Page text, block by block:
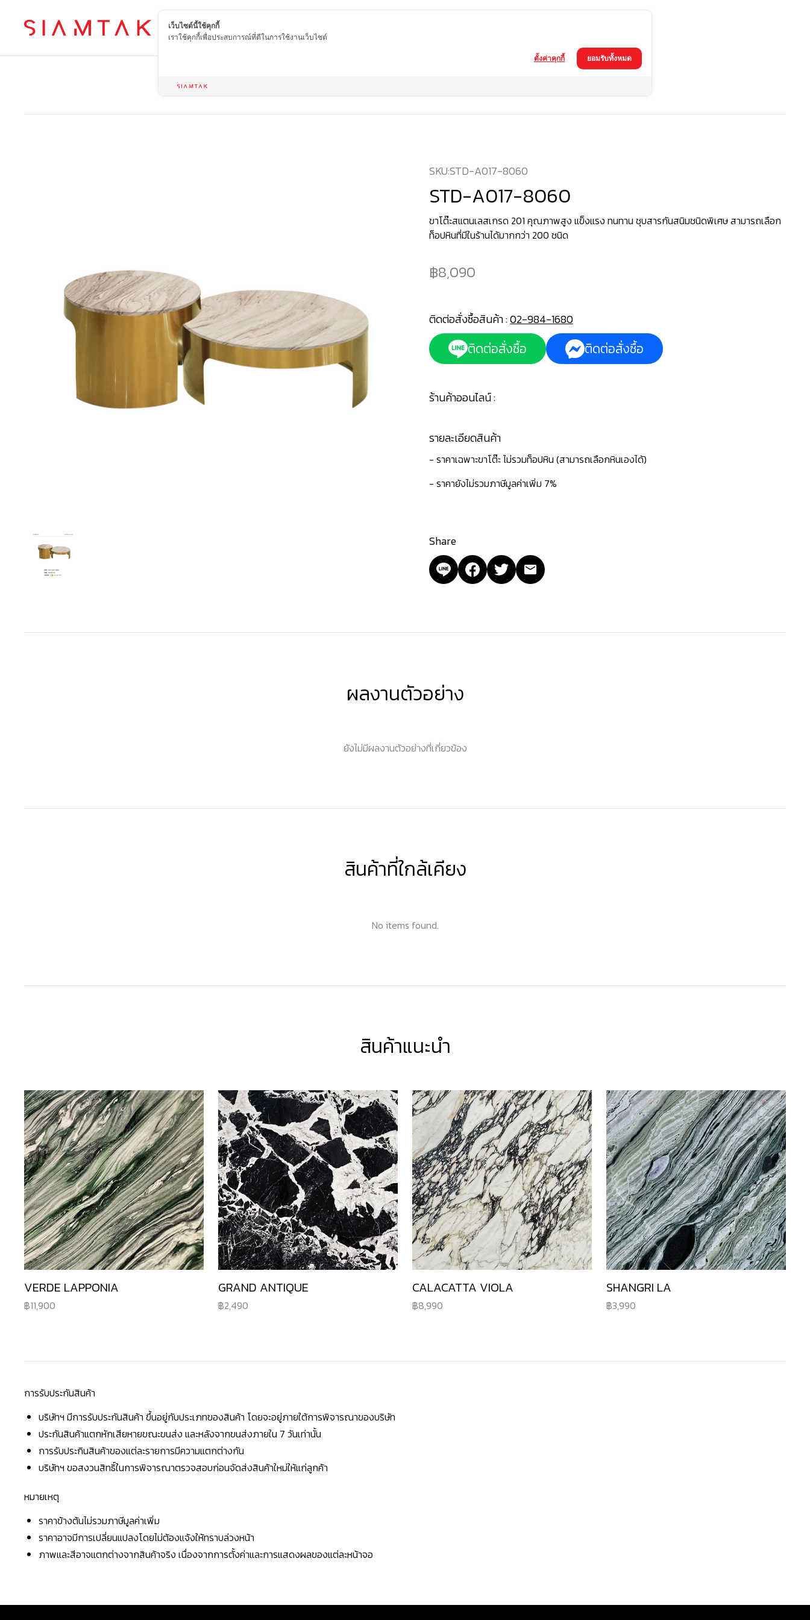
TH
SKU:STD-A017-8060
STD-A017-8060
ขาโต๊ะสแตนเลสเกรด 201 คุณภาพสูง แข็งแรง ทนทาน ชุบสารกันสนิมชนิดพิเศษ สามารถเลือก
ท็อปหินที่มีในร้านได้มากกว่า 200 ชนิด
8,090
ติดต่อสั่งซื้อสินค้า :02-984-1680
ติดต่อสั่งซื้อ ติดต่อสั่งซื้อ
ร้านค้าออนไลน์ :
รายละเอียดสินค้า
- ราคาเฉพาะขาโต๊ะ ไม่รวมท็อปหิน (สามารถเลือกหินเองได้)
- ราคายังไม่รวมภาษีมูลค่าเพิ่ม 7%
Share
ผลงานตัวอย่าง
ยังไม่มีผลงานตัวอย่างที่เกี่ยวข้อง
สินค้าที่ใกล้เคียง
No items found.
สินค้าแนะนำ
VERDE LAPPONIA
11,900
GRAND ANTIQUE
2,490
CALACATTA VIOLA
8,990
SHANGRI LA
3,990
การรับประกันสินค้า
บริษัทฯ มีการรับประกันสินค้า ขึ้นอยู่กับประเภทของสินค้า โดยจะอยู่ภายใต้การพิจารณาของบริษัท
ประกันสินค้าแตกหักเสียหายขณะขนส่ง และหลังจากขนส่งภายใน 7 วันเท่านั้น
การรับประกินสินค้าของแต่ละรายการมีความแตกต่างกัน
บริษัทฯ ขอสงวนสิทธิ์ในการพิจารณาตรวจสอบก่อนจัดส่งสินค้าใหม่ให้แก่ลูกค้า
หมายเหตุ
ราคาข้างต้นไม่รวมภาษีมูลค่าเพิ่ม
ราคาอาจมีการเปลี่ยนแปลงโดยไม่ต้องแจ้งให้ทราบล่วงหน้า
ภาพและสีอาจแตกต่างจากสินค้าจริง เนื่องจากการตั้งค่าและการแสดงผลของแต่ละหน้าจอ
เว็บไซต์นี้ใช้คุกกี้
เราใช้คุกกี้เพื่อประสบการณ์ที่ดีในการใช้งานเว็บไซต์
ยอมรับทั้งหมด
ตั้งค่าคุกกี้